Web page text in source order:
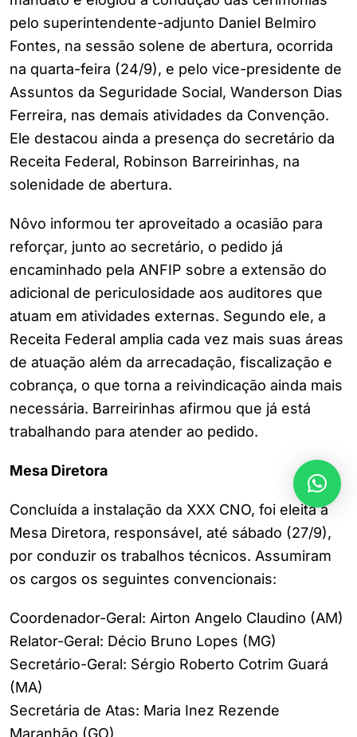
pelo superintendente-adjunto Daniel Belmiro
Fontes, na sessão solene de abertura, ocorrida
na quarta-feira (24/9), e pelo vice-presidente de
Assuntos da Seguridade Social, Wanderson Dias
Ferreira, nas demais atividades da Convenção.
Ele destacou ainda a presença do secretário da
Receita Federal, Robinson Barreirinhas, na
solenidade de abertura.
Nôvo informou ter aproveitado a ocasião para
reforçar, junto ao secretário, o pedido já
encaminhado pela ANFIP sobre a extensão do
adicional de periculosidade aos auditores que
atuam em atividades externas. Segundo ele, a
Receita Federal amplia cada vez mais suas áreas
de atuação além da arrecadação, fiscalização e
cobrança, o que torna a reivindicação ainda mais
necessária. Barreirinhas afirmou que já está
trabalhando para atender ao pedido.
Mesa Diretora
Concluída a instalação da XXX CNO, foi eleita a
Mesa Diretora, responsável, até sábado (27/9),
por conduzir os trabalhos técnicos. Assumiram
os cargos os seguintes convencionais:
Coordenador-Geral: Airton Angelo Claudino (AM)
Relator-Geral: Décio Bruno Lopes (MG)
Secretário-Geral: Sérgio Roberto Cotrim Guará
(MA)
Secretária de Atas: Maria Inez Rezende
Maranhão (GO)